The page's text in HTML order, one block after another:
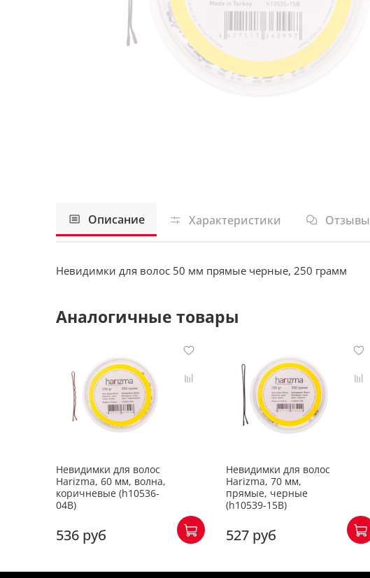
Описание Характеристики Отзывы
Невидимки для волос 50 мм прямые черные, 250 грамм
Аналогичные товары
Невидимки для волос
Harizma, 60 мм, волна,
коричневые (h10536-
04B)
536 руб
Невидимки для волос
Harizma, 70 мм,
прямые, черные
(h10539-15B)
527 руб